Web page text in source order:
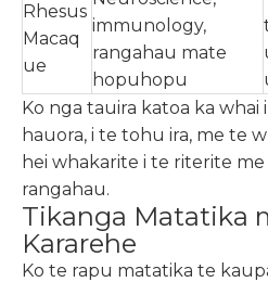
Rhesus
Macaq
ue
immunology,
rangahau mate
hopuhopu
Ko nga tauira katoa ka
hauora, i te tohu ira, me te
hei whakarite i te riterite
rangahau.
Tikanga Matatika
Kararehe
Ko te rapu matatika te